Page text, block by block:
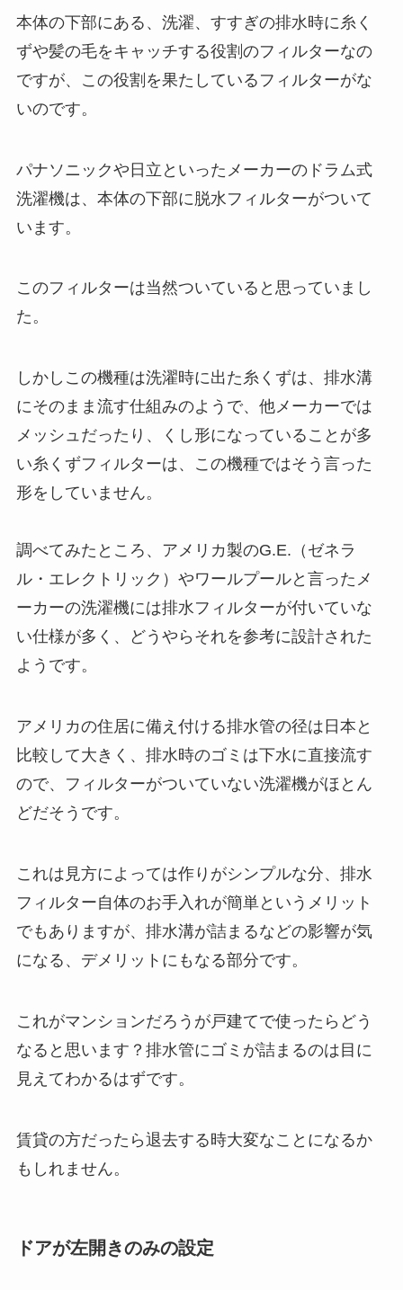
本体の下部にある、洗濯、すすぎの排水時に糸く
ずや髪の毛をキャッチする役割のフィルターなの
ですが、この役割を果たしているフィルターがな
いのです。
パナソニックや日立といったメーカーのドラム式
洗濯機は、本体の下部に脱水フィルターがついて
います。
このフィルターは当然ついていると思っていまし
た。
しかしこの機種は洗濯時に出た糸くずは、排水溝
にそのまま流す仕組みのようで、他メーカーでは
メッシュだったり、くし形になっていることが多
い糸くずフィルターは、この機種ではそう言った
形をしていません。
調べてみたところ、アメリカ製のG.E.（ゼネラ
ル・エレクトリック）やワールプールと言ったメ
ーカーの洗濯機には排水フィルターが付いていな
い仕様が多く、どうやらそれを参考に設計された
ようです。
アメリカの住居に備え付ける排水管の径は日本と
比較して大きく、排水時のゴミは下水に直接流す
ので、フィルターがついていない洗濯機がほとん
どだそうです。
これは見方によっては作りがシンプルな分、排水
フィルター自体のお手入れが簡単というメリット
でもありますが、排水溝が詰まるなどの影響が気
になる、デメリットにもなる部分です。
これがマンションだろうが戸建てで使ったらどう
なると思います？排水管にゴミが詰まるのは目に
見えてわかるはずです。
賃貸の方だったら退去する時大変なことになるか
もしれません。
ドアが左開きのみの設定